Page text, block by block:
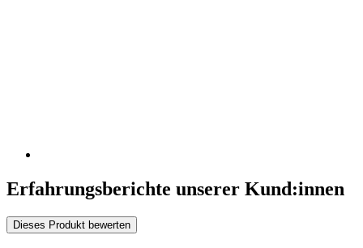
Erfahrungsberichte unserer Kund:innen
Dieses Produkt bewerten